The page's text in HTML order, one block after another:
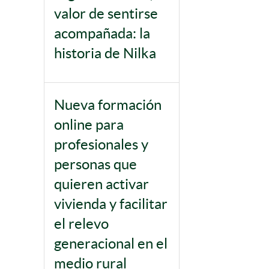
valor de sentirse
acompañada: la
historia de Nilka
Nueva formación
online para
profesionales y
personas que
quieren activar
vivienda y facilitar
el relevo
generacional en el
medio rural